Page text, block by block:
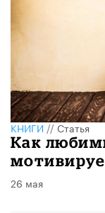
КНИГИ//Статья
Как
26 мая